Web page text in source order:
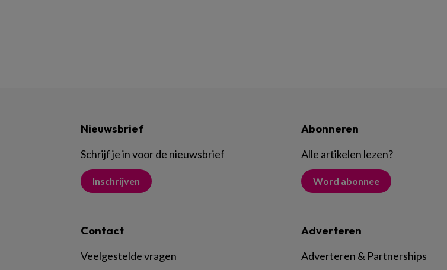
Nieuwsbrief
Schrijf je in voor de nieuwsbrief
Inschrijven
Abonneren
Alle artikelen lezen?
Word abonnee
Contact
Veelgestelde vragen
Adverteren
Adverteren & Partnerships